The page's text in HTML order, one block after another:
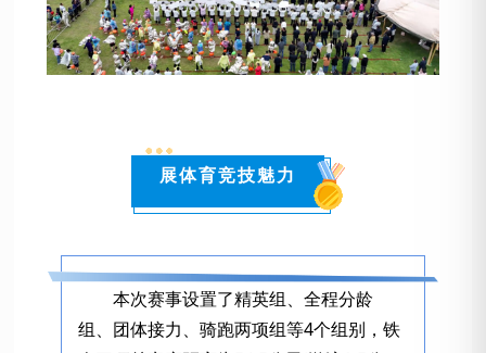
展体育竞技魅力
本次赛事设置了精英组、全程分龄
组、团体接力、骑跑两项组等4个组别，铁